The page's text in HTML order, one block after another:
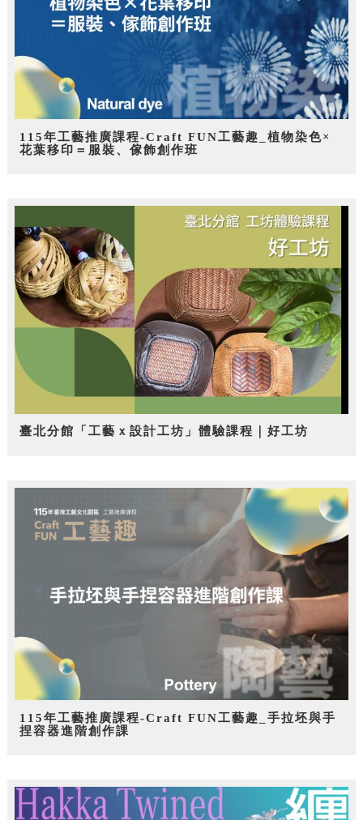
115年工藝推廣課程-Craft FUN工藝趣_植物染色×
花葉移印＝服裝、傢飾創作班
臺北分館「工藝ｘ設計工坊」體驗課程｜好工坊
115年工藝推廣課程-Craft FUN工藝趣_手拉坯與手
捏容器進階創作課